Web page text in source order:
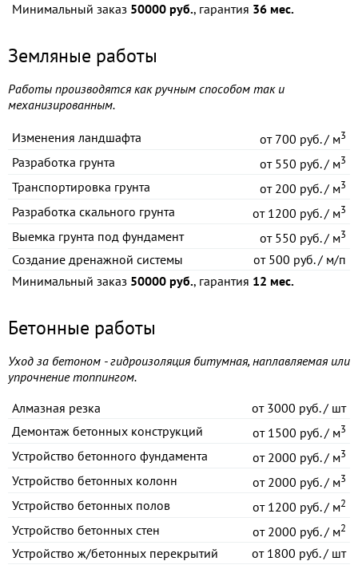
Минимальный заказ 50000 руб., гарантия 36 мес.
Земляные работы
Работы производятся как ручным способом так и
механизированным.
Изменения ландшафта от700 руб. / м3
Разработка грунта от550 руб. / м3
Транспортировка грунта от200 руб. / м3
Разработка скального грунта от1200 руб. / м3
Выемка грунта под фундамент от550 руб. / м3
Создание дренажной системы от500 руб. / м/п
Минимальный заказ 50000 руб., гарантия 12 мес.
Бетонные работы
Уход за бетоном - гидроизоляция битумная, наплавляемая или
упрочнение топпингом.
Алмазная резка
от3000 руб. / шт
Демонтаж бетонных конструкций
от1500 руб. / м3
Устройство бетонного фундамента от2000 руб. / м3
Устройство бетонных колонн от2000 руб. / м3
Устройство бетонных полов от1200 руб. / м2
Устройство бетонных стен от2000 руб. / м2
Устройство ж/бетонных перекрытий от1800 руб. / шт